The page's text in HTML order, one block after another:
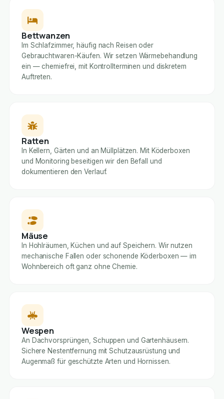
Bettwanzen
Im Schlafzimmer, häufig nach Reisen oder
Gebrauchtwaren-Käufen. Wir setzen Wärmebehandlung
ein — chemiefrei, mit Kontrollterminen und diskretem
Auftreten.
Ratten
In Kellern, Gärten und an Müllplätzen. Mit Köderboxen
und Monitoring beseitigen wir den Befall und
dokumentieren den Verlauf.
Mäuse
In Hohlräumen, Küchen und auf Speichern. Wir nutzen
mechanische Fallen oder schonende Köderboxen — im
Wohnbereich oft ganz ohne Chemie.
Wespen
An Dachvorsprüngen, Schuppen und Gartenhäusern.
Sichere Nestentfernung mit Schutzausrüstung und
Augenmaß für geschützte Arten und Hornissen.